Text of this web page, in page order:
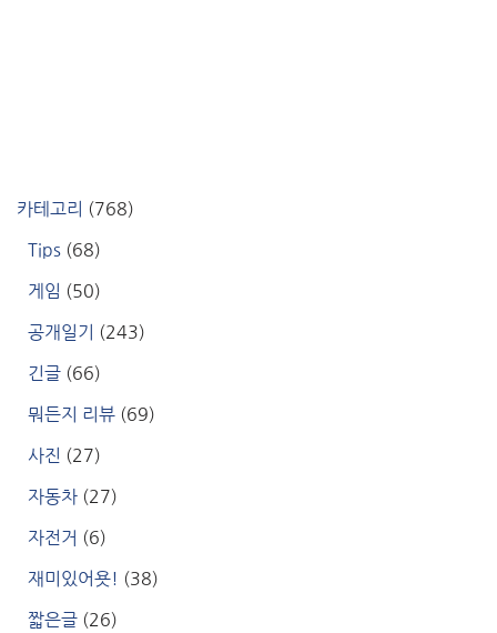
카테고리 (768)
Tips (68)
게임 (50)
공개일기 (243)
긴글 (66)
뭐든지 리뷰 (69)
사진 (27)
자동차 (27)
자전거 (6)
재미있어욧! (38)
짧은글 (26)